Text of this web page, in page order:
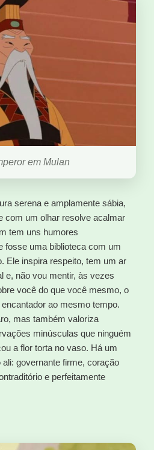
em Mulan
serena e amplamente sábia,
com um olhar resolve acalmar
tem uns humores
fosse uma biblioteca com um
Ele inspira respeito, tem um ar
e, não vou mentir, às vezes
você do que você mesmo, o
ao mesmo tempo.
mas também valoriza
minúsculas que ninguém
a flor torta no vaso. Há um
governante firme, coração
e perfeitamente